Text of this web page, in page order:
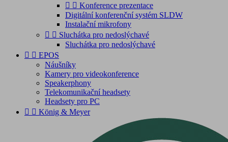
  Konference prezentace
Digitální konferenční systém SLDW
Instalační mikrofony
  Sluchátka pro nedoslýchavé
Sluchátka pro nedoslýchavé
  EPOS
Náušníky
Kamery pro videokonference
Speakerphony
Telekomunikační headsety
Headsety pro PC
  König & Meyer